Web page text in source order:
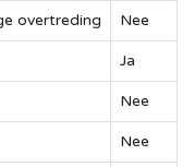
overtreding Nee
Ja
Nee
Nee